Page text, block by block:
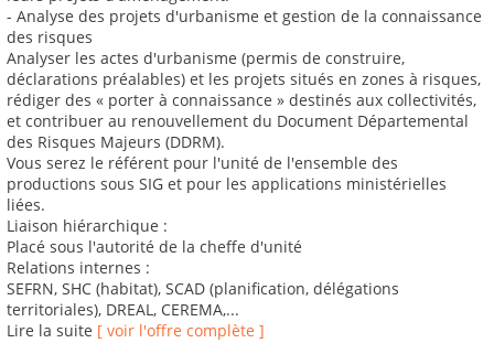
- Analyse des projets d'urbanisme et gestion de la connaissance
des risques
Analyser les actes d'urbanisme (permis de construire,
déclarations préalables) et les projets situés en zones à risques,
rédiger des « porter à connaissance » destinés aux collectivités,
et contribuer au renouvellement du Document Départemental
des Risques Majeurs (DDRM).
Vous serez le référent pour l'unité de l'ensemble des
productions sous SIG et pour les applications ministérielles
liées.
Liaison hiérarchique :
Placé sous l'autorité de la cheffe d'unité
Relations internes :
SEFRN, SHC (habitat), SCAD (planification, délégations
territoriales), DREAL, CEREMA,...
Lire la suite [ voir l'offre complète ]